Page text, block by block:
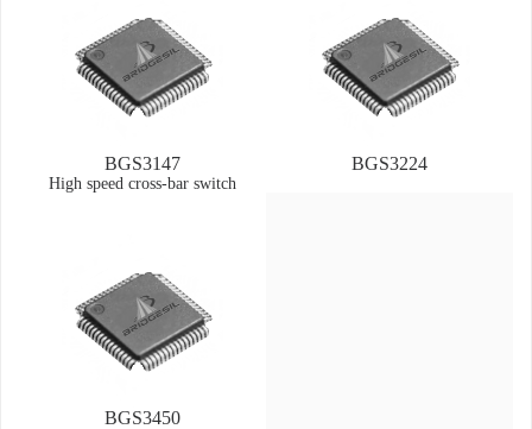
BGS3147
High speed cross-bar switch
BGS3224
BGS3450